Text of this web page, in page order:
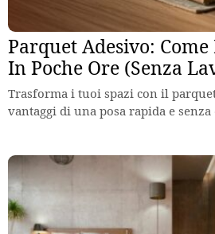
Parquet Adesivo:
In Poche Ore (Senza
Trasforma i tuoi spazi con il
vantaggi di una posa rapida e